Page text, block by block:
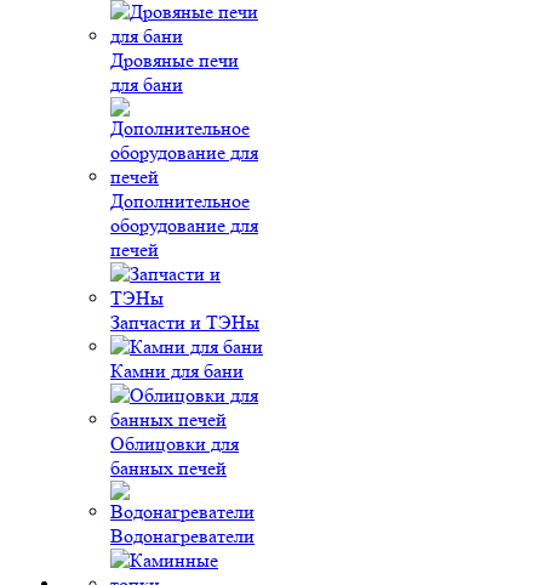
Дровяные печи
для бани
Дополнительное
оборудование для
печей
Запчасти и ТЭНы
Камни для бани
Облицовки для
банных печей
Водонагреватели